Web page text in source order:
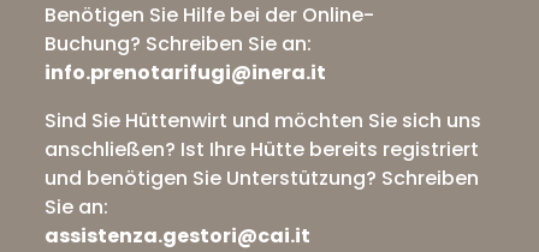
Benötigen Sie Hilfe bei der Online-
Buchung? Schreiben Sie an:
info.prenotarifugi@inera.it
Sind Sie Hüttenwirt und möchten Sie sich uns
anschließen? Ist Ihre Hütte bereits registriert
und benötigen Sie Unterstützung? Schreiben
Sie an:
assistenza.gestori@cai.it